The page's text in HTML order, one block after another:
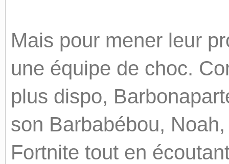
Mais pour mener leur
une équipe de choc.
plus dispo,
son Barbabébou,
Fortnite tout en